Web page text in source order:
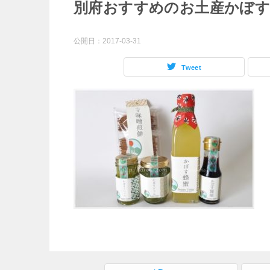
別府おすすめのお土産かぼす
公開日： 2017-03-31
Tweet